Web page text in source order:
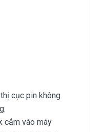
cục pin không
cắm vào máy